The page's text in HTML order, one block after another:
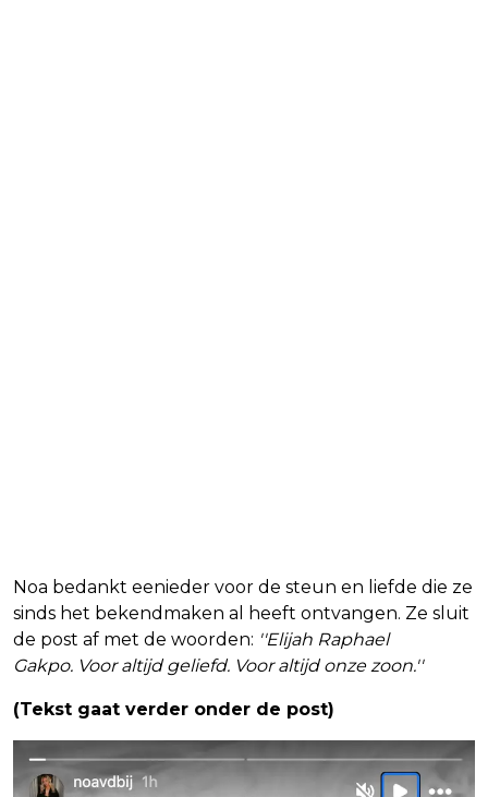
Noa bedankt eenieder voor de steun en liefde die ze
sinds het bekendmaken al heeft ontvangen. Ze sluit
de post af met de woorden: ''Elijah Raphael
Gakpo. Voor altijd geliefd. Voor altijd onze zoon.''
(Tekst gaat verder onder de post)